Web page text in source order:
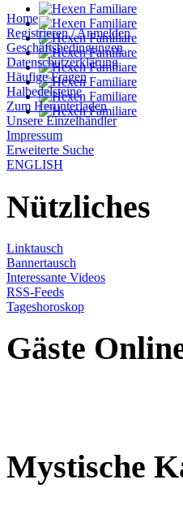
Home
Registrieren / Anmelden
Geschäftsbedingungen
Datenschutzerklärung
Häufige Fragen
Halbedelsteine
Zum Herunterladen
Unsere Einzelhändler
Impressum
Erweiterte Suche
ENGLISH
Nützliches
Linktausch
Bannertausch
Interessante Videos
RSS-Feeds
Tageshoroskop
Gäste
Mystische